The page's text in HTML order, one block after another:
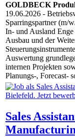
GOLDBECK
19.06.2026 -
Sparringspartner (m/
In- und Ausland
Ausbau und der
Auswertung
internen Projekten
Planungs-, Forecast-
Sales